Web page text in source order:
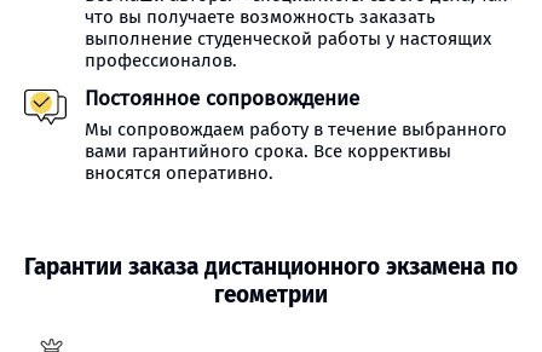
что вы получаете возможность заказать
выполнение студенческой работы у настоящих
профессионалов.
Постоянное сопровождение
Мы сопровождаем работу в течение выбранного
вами гарантийного срока. Все коррективы
вносятся оперативно.
Гарантии заказа дистанционного экзамена по
геометрии